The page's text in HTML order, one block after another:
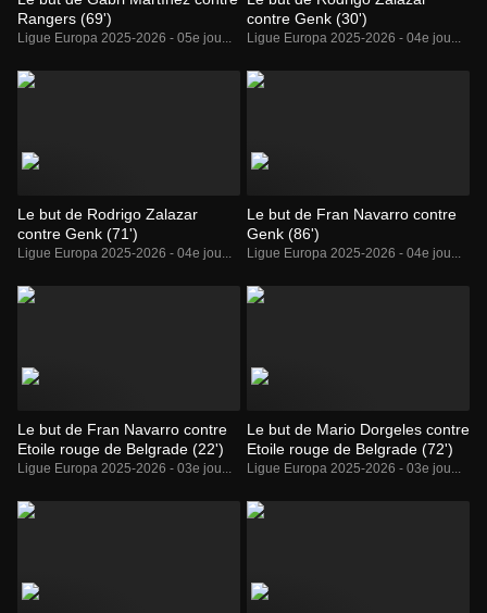
Rangers (69')
Ligue Europa 2025-2026 - 05e jou...
contre Genk (30')
Ligue Europa 2025-2026 - 04e jou...
Le but de Rodrigo Zalazar
contre Genk (71')
Ligue Europa 2025-2026 - 04e jou...
Le but de Fran Navarro contre
Genk (86')
Ligue Europa 2025-2026 - 04e jou...
Le but de Fran Navarro contre
Etoile rouge de Belgrade (22')
Ligue Europa 2025-2026 - 03e jou...
Le but de Mario Dorgeles contre
Etoile rouge de Belgrade (72')
Ligue Europa 2025-2026 - 03e jou...